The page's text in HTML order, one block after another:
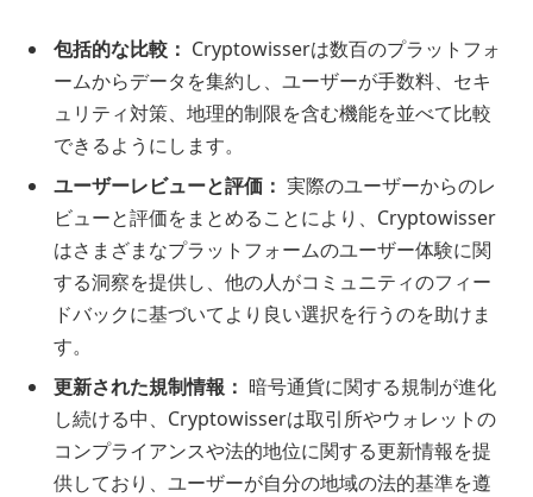
包括的な比較： Cryptowisserは数百のプラットフォ
ームからデータを集約し、ユーザーが手数料、セキ
ュリティ対策、地理的制限を含む機能を並べて比較
できるようにします。
ユーザーレビューと評価： 実際のユーザーからのレ
ビューと評価をまとめることにより、Cryptowisser
はさまざまなプラットフォームのユーザー体験に関
する洞察を提供し、他の人がコミュニティのフィー
ドバックに基づいてより良い選択を行うのを助けま
す。
更新された規制情報： 暗号通貨に関する規制が進化
し続ける中、Cryptowisserは取引所やウォレットの
コンプライアンスや法的地位に関する更新情報を提
供しており、ユーザーが自分の地域の法的基準を遵